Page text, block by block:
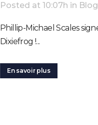
Posted at 10:07h in Blog
Phillip-Michael Scales
Dixiefrog !...
En savoir plus